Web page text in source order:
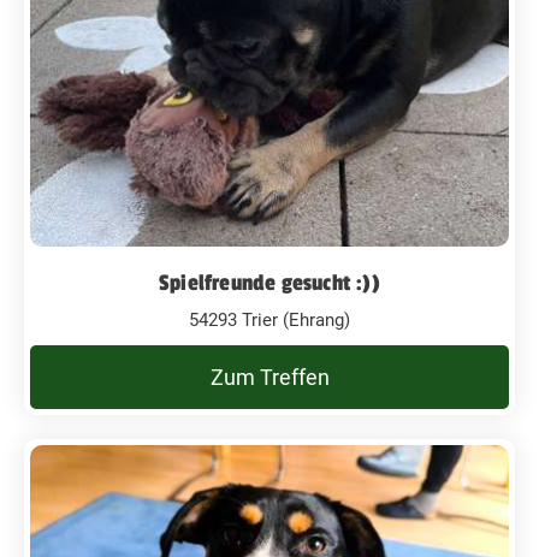
Spielfreunde gesucht :))
54293 Trier (Ehrang)
Zum Treffen